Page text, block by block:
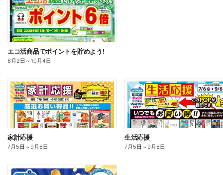
エコ活商品でポイントを貯めよう!
8月2日 ～10月4日
家計応援
7月5日 ～9月6日
生活応援
7月5日 ～9月6日